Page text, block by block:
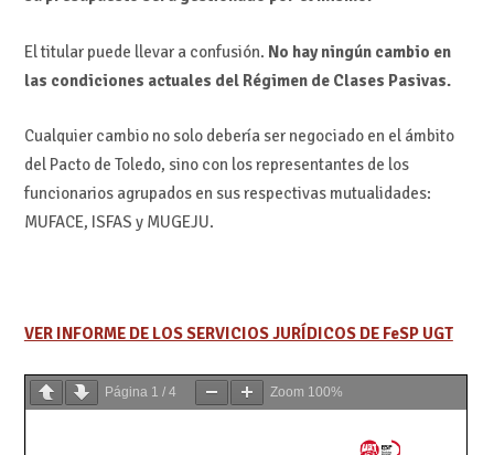
El titular puede llevar a confusión. No hay ningún cambio en
las condiciones actuales del Régimen de Clases Pasivas.
Cualquier cambio no solo debería ser negociado en el ámbito
del Pacto de Toledo, sino con los representantes de los
funcionarios agrupados en sus respectivas mutualidades:
MUFACE, ISFAS y MUGEJU.
VER INFORME DE LOS SERVICIOS JURÍDICOS DE FeSP UGT
Página 1 / 4 Zoom 100%